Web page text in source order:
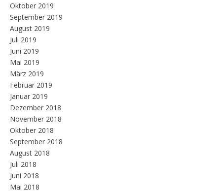
Oktober 2019
September 2019
August 2019
Juli 2019
Juni 2019
Mai 2019
März 2019
Februar 2019
Januar 2019
Dezember 2018
November 2018
Oktober 2018
September 2018
August 2018
Juli 2018
Juni 2018
Mai 2018